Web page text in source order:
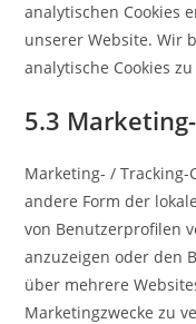
analytischen Cookies
unserer Website. Wir
analytische Cookies
5.3
Marketing- / Tracking-
andere Form der
von Benutzerprofilen
anzuzeigen oder den
über mehrere
Marketingzwecke zu